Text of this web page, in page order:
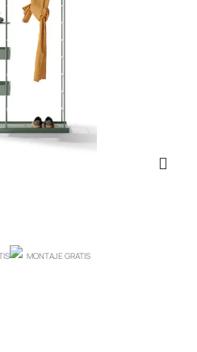
MONTAJE GRATIS